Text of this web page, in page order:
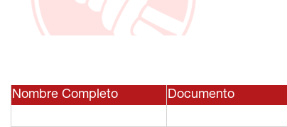
Nombre Completo Documento